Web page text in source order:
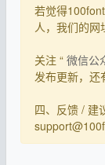
若觉得
人，我们的网
关注 “ 微信公
发布更新，还
四、反馈 / 建